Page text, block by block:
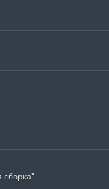
сборка"